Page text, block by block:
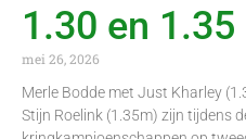
1.30 en 1.35
mei 26, 2026
Merle Bodde met Just Kharley
Stijn Roelink (1.35m) zijn tijdens